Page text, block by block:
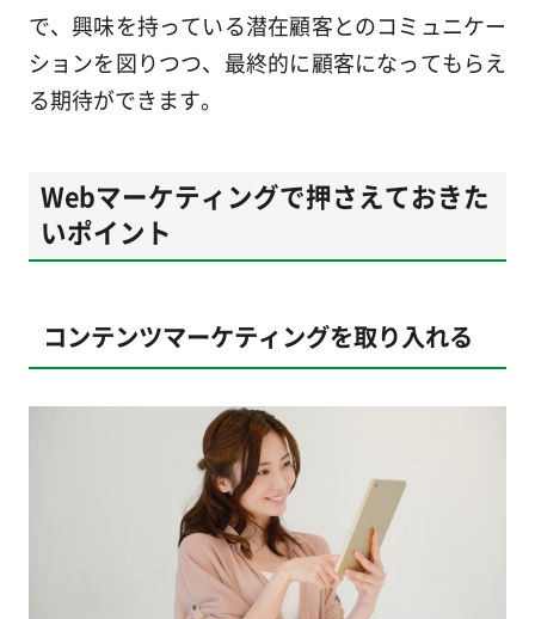
で、興味を持っている潜在顧客とのコミュニケー
ションを図りつつ、最終的に顧客になってもらえ
る期待ができます。
Webマーケティングで押さえておきた
いポイント
コンテンツマーケティングを取り入れる